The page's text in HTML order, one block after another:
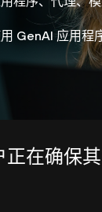
GenAI 应用程
，防止规避性
零信任原则
定风险优先级并
速、大规模地
击面
秒都至关重要
出击
您的体验
正在确保其